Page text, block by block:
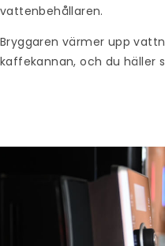
vattenbehållaren.
Bryggaren värmer upp
kaffekannan, och du häller